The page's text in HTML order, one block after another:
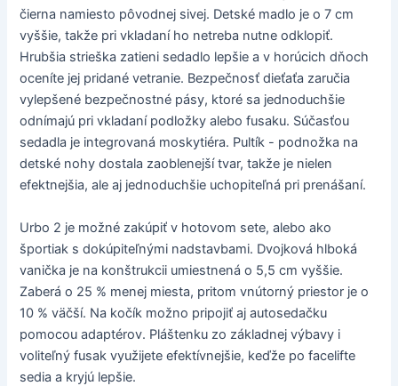
čierna namiesto pôvodnej sivej. Detské madlo je o 7 cm
vyššie, takže pri vkladaní ho netreba nutne odklopiť.
Hrubšia strieška zatieni sedadlo lepšie a v horúcich dňoch
oceníte jej pridané vetranie. Bezpečnosť dieťaťa zaručia
vylepšené bezpečnostné pásy, ktoré sa jednoduchšie
odnímajú pri vkladaní podložky alebo fusaku. Súčasťou
sedadla je integrovaná moskytiéra. Pultík - podnožka na
detské nohy dostala zaoblenejší tvar, takže je nielen
efektnejšia, ale aj jednoduchšie uchopiteľná pri prenášaní.
Urbo 2 je možné zakúpiť v hotovom sete, alebo ako
športiak s dokúpiteľnými nadstavbami. Dvojková hlboká
vanička je na konštrukcii umiestnená o 5,5 cm vyššie.
Zaberá o 25 % menej miesta, pritom vnútorný priestor je o
10 % väčší. Na kočík možno pripojiť aj autosedačku
pomocou adaptérov. Pláštenku zo základnej výbavy i
voliteľný fusak využijete efektívnejšie, keďže po facelifte
sedia a kryjú lepšie.